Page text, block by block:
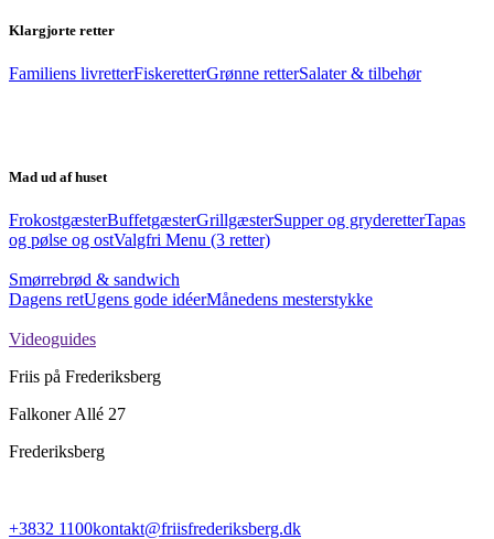
Klargjorte retter
Familiens livretterFiskeretterGrønne retterSalater & tilbehør
Mad ud af huset
FrokostgæsterBuffetgæsterGrillgæsterSupper og gryderetterTapas
og pølse og ostValgfri Menu (3 retter)
Smørrebrød & sandwich
Dagens retUgens gode idéerMånedens mesterstykke
Videoguides
Friis på Frederiksberg
Falkoner Allé 27
Frederiksberg
+3832 1100kontakt@friisfrederiksberg.dk